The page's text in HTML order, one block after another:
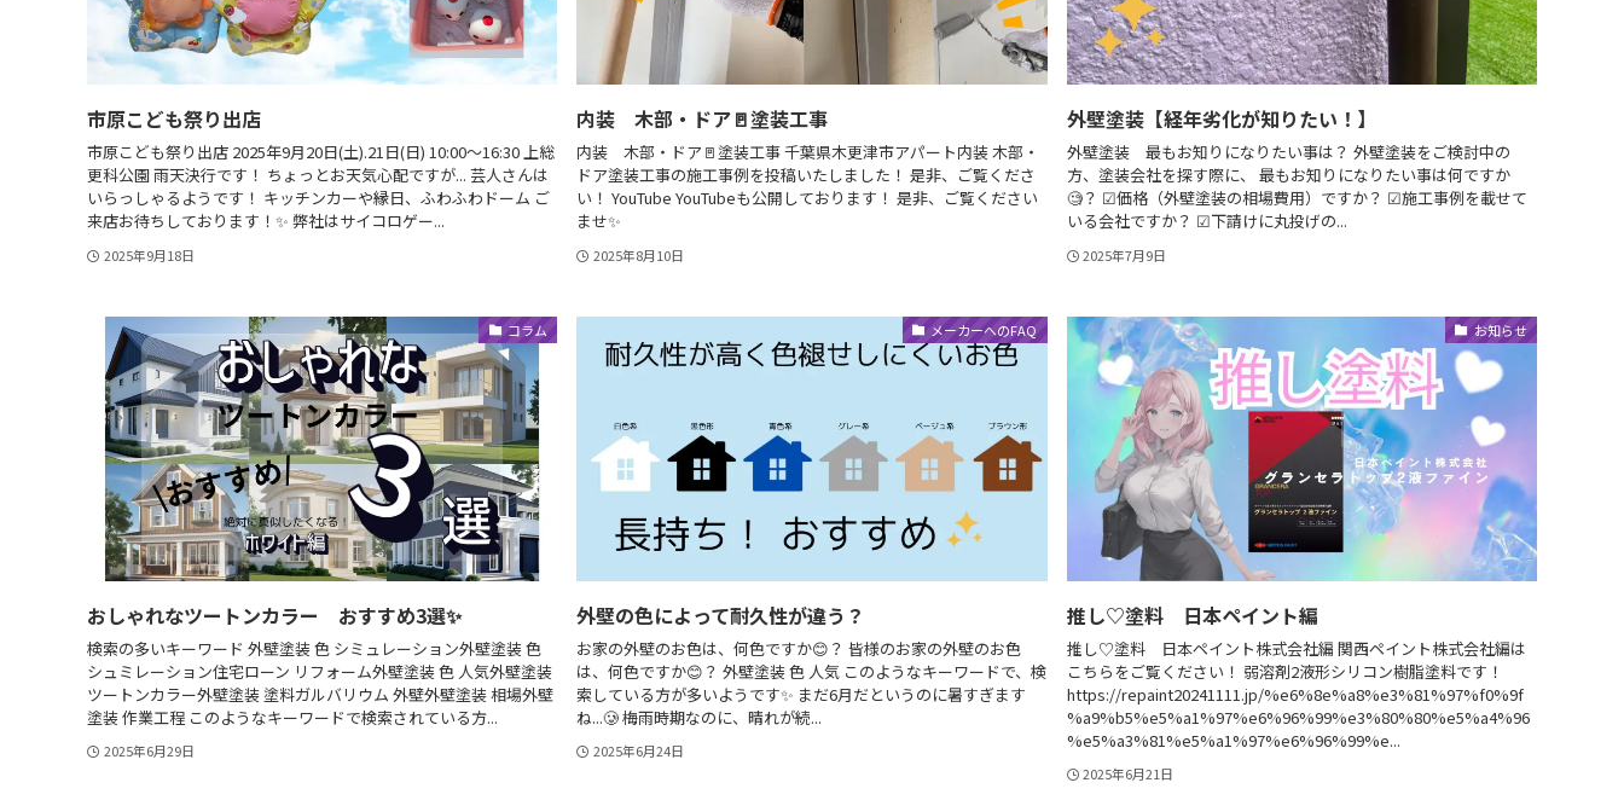
市原こども祭り出店
市原こども祭り出店 2025年9月20日(土).21日(日) 10:00〜16:30 上総
更科公園 雨天決行です！ ちょっとお天気心配ですが... 芸人さんは
いらっしゃるようです！ キッチンカーや縁日、ふわふわドーム ご
来店お待ちしております！✨ 弊社はサイコロゲー...
2025年9月18日
内装 木部・ドア🚪塗装工事
内装 木部・ドア🚪塗装工事 千葉県木更津市アパート内装 木部・
ドア塗装工事の施工事例を投稿いたしました！ 是非、ご覧くださ
い！ YouTube YouTubeも公開しております！ 是非、ご覧ください
ませ✨
2025年8月10日
外壁塗装【経年劣化が知りたい！】
外壁塗装 最もお知りになりたい事は？ 外壁塗装をご検討中の
方、塗装会社を探す際に、 最もお知りになりたい事は何ですか
🧐？ ☑︎価格（外壁塗装の相場費用）ですか？ ☑︎施工事例を載せて
いる会社ですか？ ☑︎下請けに丸投げの...
2025年7月9日
コラム
おしゃれなツートンカラー おすすめ3選✨
検索の多いキーワード 外壁塗装 色 シミュレーション外壁塗装 色
シュミレーション住宅ローン リフォーム外壁塗装 色 人気外壁塗装
ツートンカラー外壁塗装 塗料ガルバリウム 外壁外壁塗装 相場外壁
塗装 作業工程 このようなキーワードで検索されている方...
2025年6月29日
メーカーへのFAQ
外壁の色によって耐久性が違う？
お家の外壁のお色は、何色ですか😊？ 皆様のお家の外壁のお色
は、何色ですか😊？ 外壁塗装 色 人気 このようなキーワードで、検
索している方が多いようです✨ まだ6月だというのに暑すぎます
ね...🥲 梅雨時期なのに、晴れが続...
2025年6月24日
お知らせ
推し♡塗料 日本ペイント編
推し♡塗料 日本ペイント株式会社編 関西ペイント株式会社編は
こちらをご覧ください！ 弱溶剤2液形シリコン樹脂塗料です！
https://repaint20241111.jp/%e6%8e%a8%e3%81%97%f0%9f
%a9%b5%e5%a1%97%e6%96%99%e3%80%80%e5%a4%96
%e5%a3%81%e5%a1%97%e6%96%99%e...
2025年6月21日